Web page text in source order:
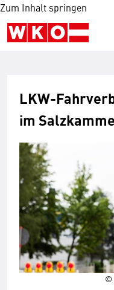
Zum Inhalt springen
©
LKW-
im